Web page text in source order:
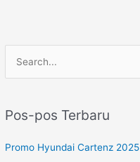
iPos-pos Terbaru
Promo Hyundai Cartenz 2025